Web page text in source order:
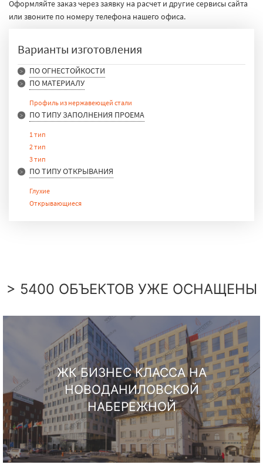
Оформляйте заказ через заявку на расчет и другие сервисы сайта
или звоните по номеру телефона нашего офиса.
Варианты изготовления
ПО ОГНЕСТОЙКОСТИ
E 15
E 90
ПО МАТЕРИАЛУ
Профиль из нержавеющей стали
ПО ТИПУ ЗАПОЛНЕНИЯ ПРОЕМА
1 тип
2 тип
3 тип
ПО ТИПУ ОТКРЫВАНИЯ
Глухие
Открывающиеся
> 5400 ОБЪЕКТОВ УЖЕ ОСНАЩЕНЫ
ЖК БИЗНЕС КЛАССА НА
НОВОДАНИЛОВСКОЙ
НАБЕРЕЖНОЙ